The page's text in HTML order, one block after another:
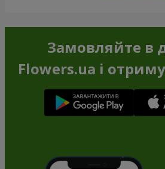
Замовляйте в
Flowers.ua і